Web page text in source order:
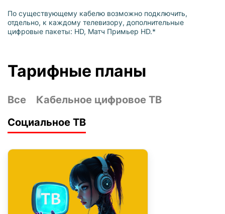
По существующему кабелю возможно подключить,
отдельно, к каждому телевизору, дополнительные
цифровые пакеты: HD, Матч Примьер HD.*
Тарифные планы
Все
Кабельное цифровое ТВ
Социальное ТВ